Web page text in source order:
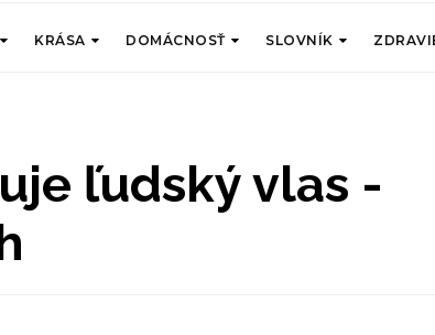
KRÁSA DOMÁCNOSŤ SLOVNÍK
ľudský vlas -